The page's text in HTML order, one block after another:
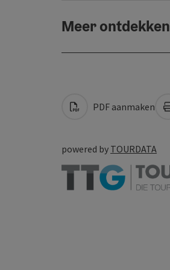
Meer ontdekken
PDF aanmaken
powered by TOURDATA